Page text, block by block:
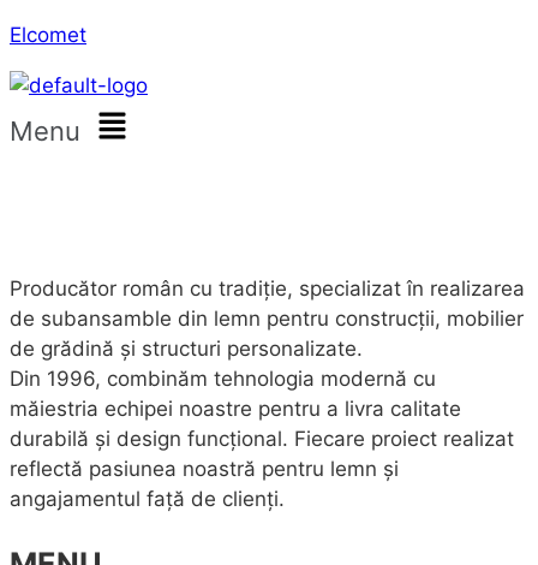
Elcomet
Menu
Producător român cu tradiție, specializat în realizarea
de subansamble din lemn pentru construcții, mobilier
de grădină și structuri personalizate.
Din 1996, combinăm tehnologia modernă cu
măiestria echipei noastre pentru a livra calitate
durabilă și design funcțional. Fiecare proiect realizat
reflectă pasiunea noastră pentru lemn și
angajamentul față de clienți.